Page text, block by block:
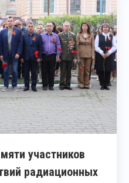
участников
радиационных